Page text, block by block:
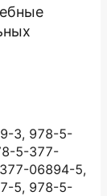
3, 978-5-
5-377-
06894-5,
5, 978-5-